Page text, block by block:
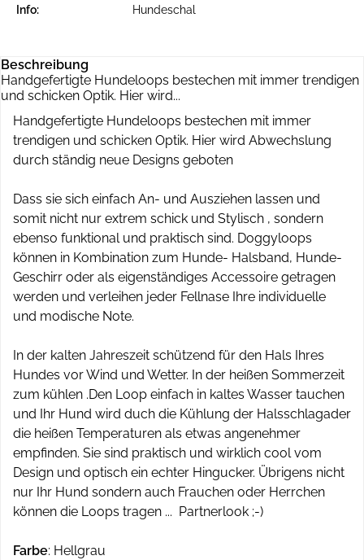
Info:
Hundeschal
Beschreibung
Handgefertigte Hundeloops bestechen mit immer trendigen
und schicken Optik. Hier wird...
Handgefertigte Hundeloops bestechen mit immer
trendigen und schicken Optik. Hier wird Abwechslung
durch ständig neue Designs geboten
Dass sie sich einfach An- und Ausziehen lassen und
somit nicht nur extrem schick und Stylisch , sondern
ebenso funktional und praktisch sind. Doggyloops
können in Kombination zum Hunde- Halsband, Hunde-
Geschirr oder als eigenständiges Accessoire getragen
werden und verleihen jeder Fellnase Ihre individuelle
und modische Note.
In der kalten Jahreszeit schützend für den Hals Ihres
Hundes vor Wind und Wetter. In der heißen Sommerzeit
zum kühlen .Den Loop einfach in kaltes Wasser tauchen
und Ihr Hund wird duch die Kühlung der Halsschlagader
die heißen Temperaturen als etwas angenehmer
empfinden. Sie sind praktisch und wirklich cool vom
Design und optisch ein echter Hingucker. Übrigens nicht
nur Ihr Hund sondern auch Frauchen oder Herrchen
können die Loops tragen ... Partnerlook ;-)
Farbe: Hellgrau